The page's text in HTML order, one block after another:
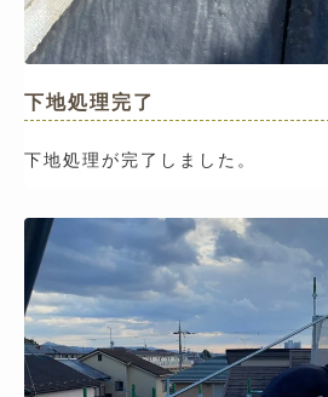
下地処理完了
下地処理が完了しました。